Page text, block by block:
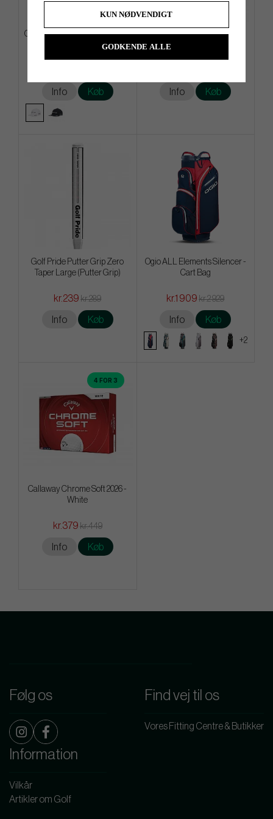
Callaway Quantum Adjustable
Info Køb
Winn ProX 1.32 2023 Black
Putter Grip (Putter Grip)
Info Køb
Golf Pride Putter Grip Zero
Taper Large (Putter Grip)
kr.239 kr.289
Info Køb
Ogio ALL Elements Silencer -
Cart Bag
kr.1 909 kr.2 929
Info Køb
+2
4 FOR 3
Callaway Chrome Soft 2026 -
White
kr.379 kr.449
Info Køb
Følg os Find vej til os
Vores Fitting Centre & Butikker
Information
Vilkår
Artikler om Golf
KUN NØDVENDIGT
GODKENDE ALLE